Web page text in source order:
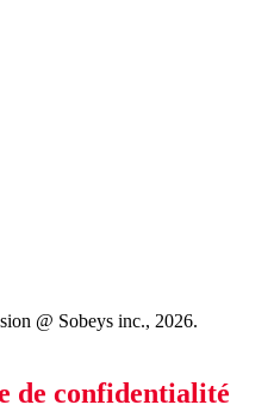
@ Sobeys inc., 2026.
de confidentialité